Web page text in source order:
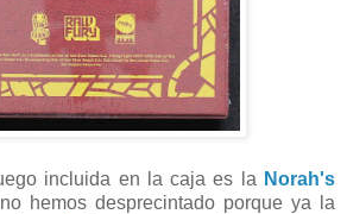
incluida en la caja es la Norah's
hemos desprecintado porque ya la